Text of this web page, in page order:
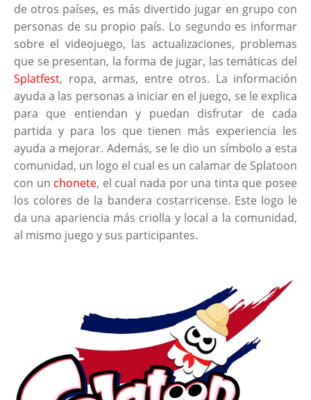
de otros países, es más divertido jugar en grupo con
personas de su propio país. Lo segundo es informar
sobre el videojuego, las actualizaciones, problemas
que se presentan, la forma de jugar, las temáticas del
Splatfest, ropa, armas, entre otros. La información
ayuda a las personas a iniciar en el juego, se le explica
para que entiendan y puedan disfrutar de cada
partida y para los que tienen más experiencia les
ayuda a mejorar. Además, se le dio un símbolo a esta
comunidad, un logo el cual es un calamar de Splatoon
con un chonete, el cual nada por una tinta que posee
los colores de la bandera costarricense. Este logo le
da una apariencia más criolla y local a la comunidad,
al mismo juego y sus participantes.